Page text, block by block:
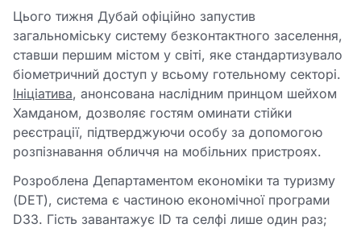
Цього тижня Дубай офіційно запустив
загальноміську систему безконтактного заселення,
ставши першим містом у світі, яке стандартизувало
біометричний доступ у всьому готельному секторі.
Ініціатива, анонсована наслідним принцом шейхом
Хамданом, дозволяє гостям оминати стійки
реєстрації, підтверджуючи особу за допомогою
розпізнавання обличчя на мобільних пристроях.
Розроблена Департаментом економіки та туризму
(DET), система є частиною економічної програми
D33. Гість завантажує ID та селфі лише один раз;